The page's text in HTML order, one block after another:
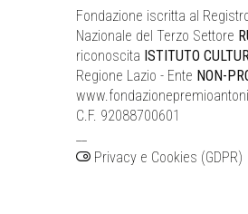
Fondazione iscritta al
Nazionale del Terzo Settore
riconoscita ISTITUTO
Regione Lazio - Ente NON-
C.F. 92088700601
Privacy e Cookies (GDPR)